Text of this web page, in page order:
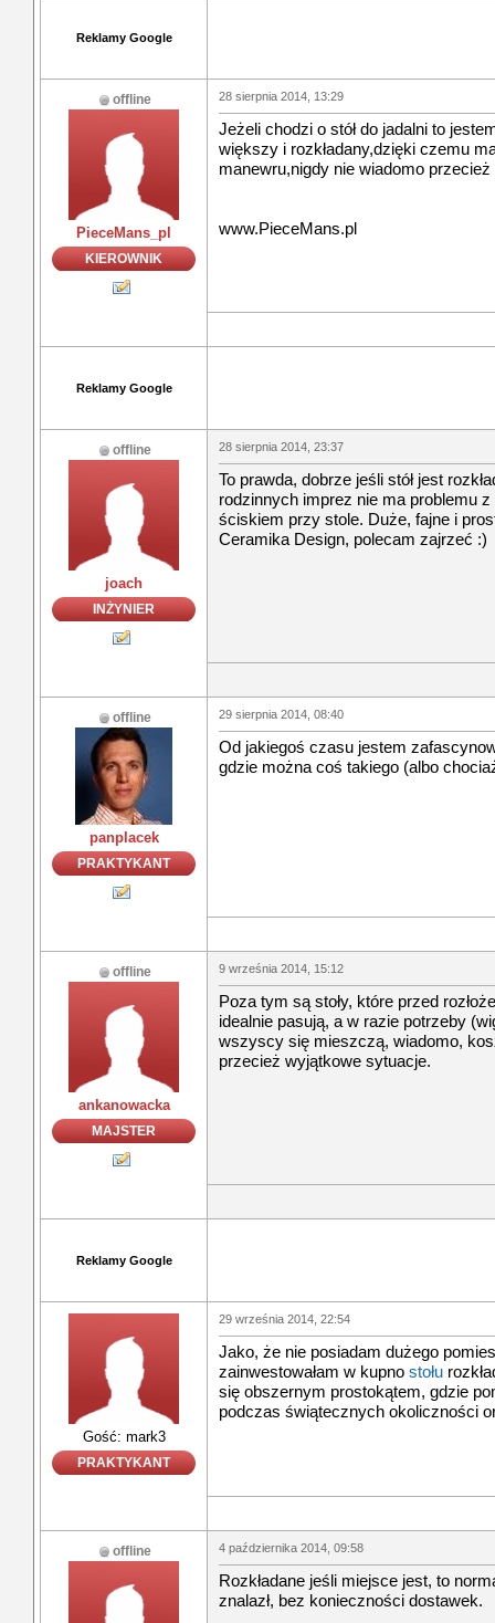
Reklamy Google
offline
PieceMans_pl
KIEROWNIK
28 sierpnia 2014, 13:29
Jeżeli chodzi o stół do jadalni to
większy i rozkładany,dzięki czemu
manewru,nigdy nie wiadomo
www.PieceMans.pl
Reklamy Google
offline
joach
INŻYNIER
28 sierpnia 2014, 23:37
To prawda, dobrze jeśli stół jest
rodzinnych imprez nie ma problemu
ściskiem przy stole. Duże, fajne i
Ceramika Design, polecam zajrzeć :)
offline
panplacek
PRAKTYKANT
29 sierpnia 2014, 08:40
Od jakiegoś czasu jestem
gdzie można coś takiego (albo
offline
ankanowacka
MAJSTER
9 września 2014, 15:12
Poza tym są stoły, które przed
idealnie pasują, a w razie potrzeby
wszyscy się mieszczą, wiadomo,
przecież wyjątkowe sytuacje.
Reklamy Google
Gość: mark3
PRAKTYKANT
29 września 2014, 22:54
Jako, że nie posiadam dużego
zainwestowałam w kupno stołu
się obszernym prostokątem, gdzie
podczas świątecznych okoliczności
offline 4 października 2014, 09:58
Rozkładane jeśli miejsce jest, to
znalazł, bez konieczności dostawek.